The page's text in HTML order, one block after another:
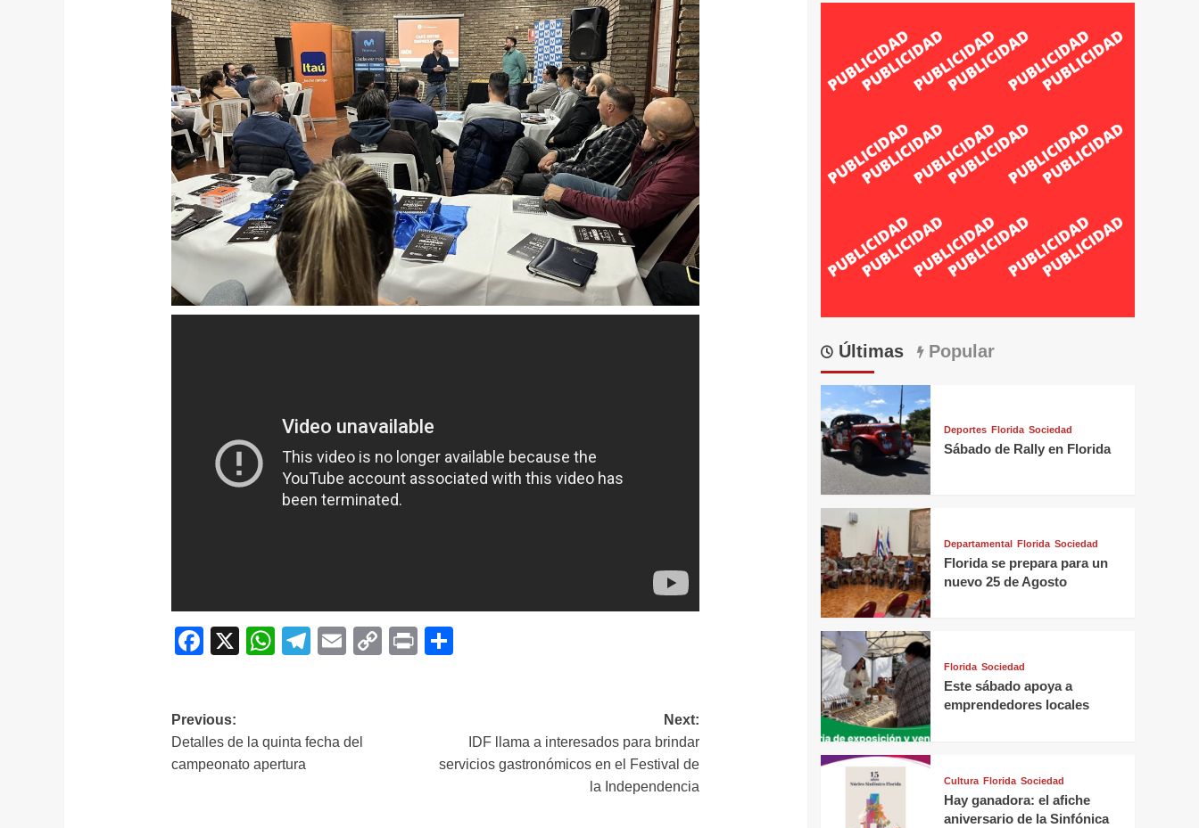
Facebook
X WhatsApp
Telegram
EmailCopyPrint
Navegación
de
entradas
Previous:
Detalles de la quinta fecha del
campeonato apertura
Next:
IDF llama a interesados para brindar
servicios gastronómicos en el Festival de
la Independencia
Últimas Popular
Deportes Florida Sociedad
Sábado de Rally en Florida
Departamental Florida Sociedad
Florida se prepara para un
nuevo 25 de Agosto
Florida Sociedad
Este sábado apoya a
emprendedores locales
Cultura Florida Sociedad
Hay ganadora: el afiche
aniversario de la Sinfónica